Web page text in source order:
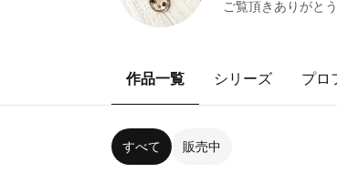
ご覧頂きありがと
作品一覧 シリーズ プロ
すべて 販売中